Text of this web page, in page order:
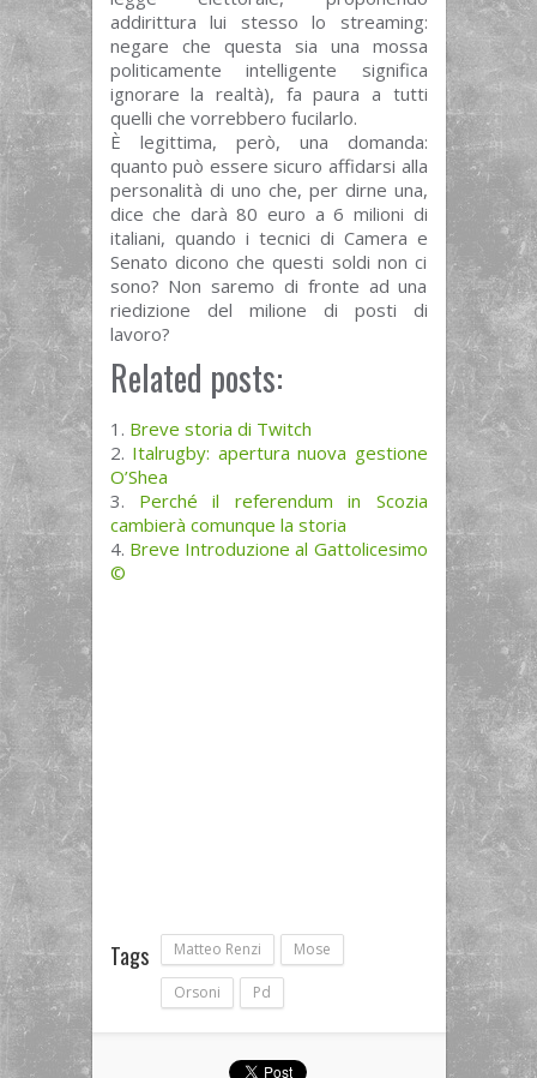
addirittura lui stesso lo streaming:
negare che questa sia una mossa
politicamente intelligente significa
ignorare la realtà), fa paura a tutti
quelli che vorrebbero fucilarlo.
È legittima, però, una domanda:
quanto può essere sicuro affidarsi alla
personalità di uno che, per dirne una,
dice che darà 80 euro a 6 milioni di
italiani, quando i tecnici di Camera e
Senato dicono che questi soldi non ci
sono? Non saremo di fronte ad una
riedizione del milione di posti di
lavoro?
Related posts:
Breve storia di Twitch
Italrugby: apertura nuova gestione
O’Shea
Perché il referendum in Scozia
cambierà comunque la storia
Breve Introduzione al Gattolicesimo
©
Tags Matteo Renzi Mose
Orsoni Pd